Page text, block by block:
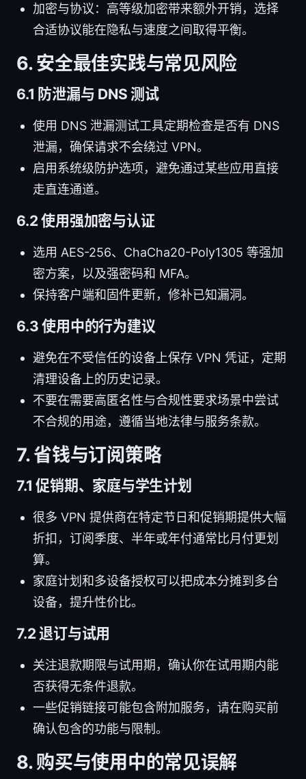
加密与协议：高等级加密带来额外开销，选择
合适协议能在隐私与速度之间取得平衡。
6. 安全最佳实践与常见风险
6.1 防泄漏与 DNS 测试
使用 DNS 泄漏测试工具定期检查是否有 DNS
泄漏，确保请求不会绕过 VPN。
启用系统级防护选项，避免通过某些应用直接
走直连通道。
6.2 使用强加密与认证
选用 AES-256、ChaCha20-Poly1305 等强加
密方案，以及强密码和 MFA。
保持客户端和固件更新，修补已知漏洞。
6.3 使用中的行为建议
避免在不受信任的设备上保存 VPN 凭证，定期
清理设备上的历史记录。
不要在需要高匿名性与合规性要求场景中尝试
不合规的用途，遵循当地法律与服务条款。
7. 省钱与订阅策略
7.1 促销期、家庭与学生计划
很多 VPN 提供商在特定节日和促销期提供大幅
折扣，订阅季度、半年或年付通常比月付更划
算。
家庭计划和多设备授权可以把成本分摊到多台
设备，提升性价比。
7.2 退订与试用
关注退款期限与试用期，确认你在试用期内能
否获得无条件退款。
一些促销链接可能包含附加服务，请在购买前
确认包含的功能与限制。
8. 购买与使用中的常见误解